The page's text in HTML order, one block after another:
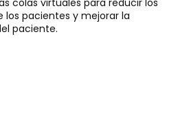
los pacientes y mejorar la
paciente.